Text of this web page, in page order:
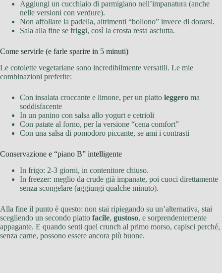
Aggiungi un cucchiaio di parmigiano nell’impanatura (anche
nelle versioni con verdure).
Non affollare la padella, altrimenti “bollono” invece di dorarsi.
Sala alla fine se friggi, così la crosta resta asciutta.
Come servirle (e farle sparire in 5 minuti)
Le cotolette vegetariane sono incredibilmente versatili. Le mie
combinazioni preferite:
Con insalata croccante e limone, per un piatto leggero ma
soddisfacente
In un panino con salsa allo yogurt e cetrioli
Con patate al forno, per la versione “cena comfort”
Con una salsa di pomodoro piccante, se ami i contrasti
Conservazione e “piano B” intelligente
In frigo: 2-3 giorni, in contenitore chiuso.
In freezer: meglio da crude già impanate, poi cuoci direttamente
senza scongelare (aggiungi qualche minuto).
Alla fine il punto è questo: non stai ripiegando su un’alternativa, stai
scegliendo un secondo piatto facile, gustoso, e sorprendentemente
appagante. E quando senti quel crunch al primo morso, capisci perché,
senza carne, possono essere ancora più buone.